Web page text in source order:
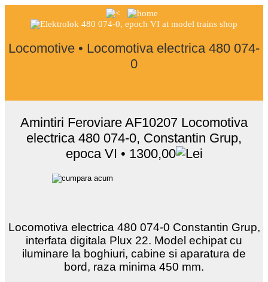
Locomotive • Locomotiva electrica 480 074-
0
Amintiri Feroviare AF10207 Locomotiva
electrica 480 074-0, Constantin Grup,
epoca VI • 1300,00
Locomotiva electrica 480 074-0 Constantin Grup,
interfata digitala Plux 22. Model echipat cu
iluminare la boghiuri, cabine si aparatura de
bord, raza minima 450 mm.